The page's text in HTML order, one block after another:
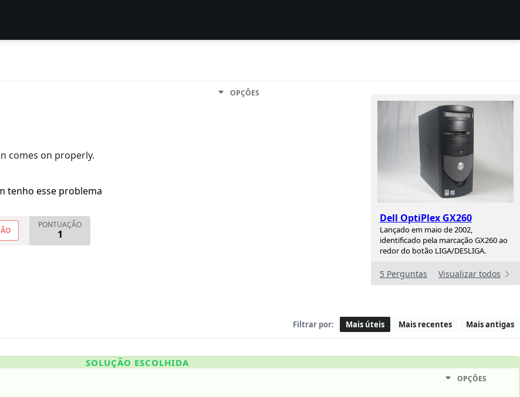
Dell OptiPlex GX260
Lançado em maio de 2002,
identificado pela marcação GX260 ao
redor do botão LIGA/DESLIGA.
5 Perguntas Visualizar todos
OPÇÕES
comes on properly.
tenho esse problema
PONTUAÇÃO
1
Filtrar por: Mais úteis Mais recentes Mais antigas
SOLUÇÃO ESCOLHIDA
OPÇÕES